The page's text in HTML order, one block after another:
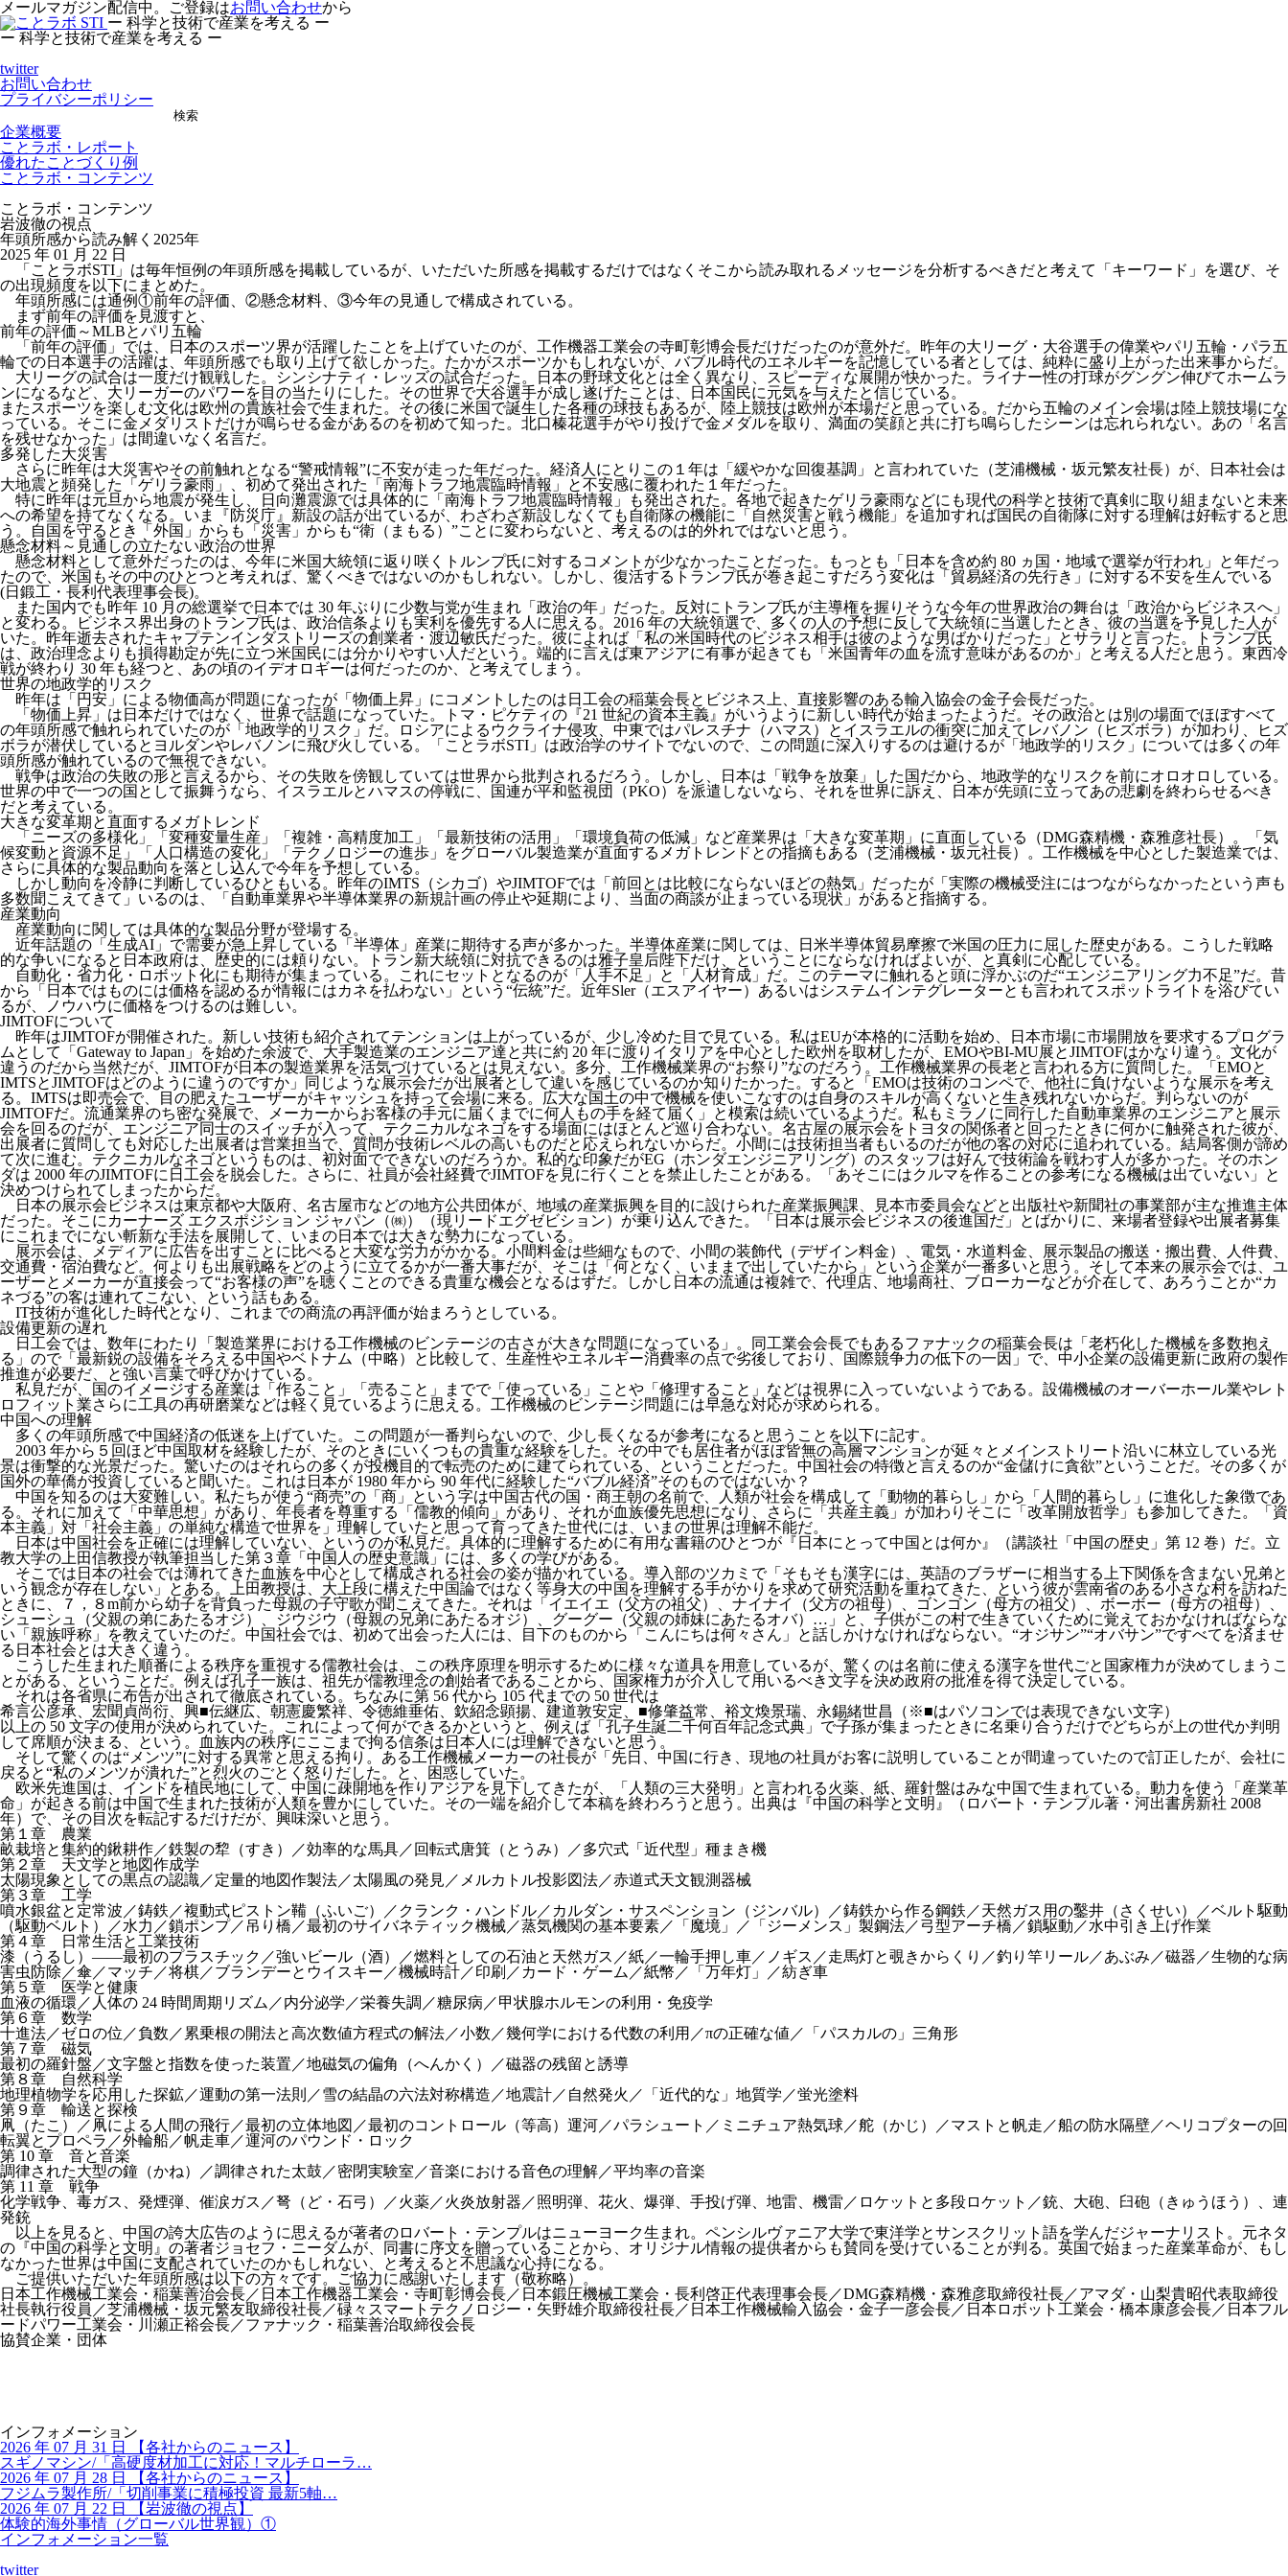
メールマガジン配信中。ご登録はお問い合わせから
ー 科学と技術で産業を考える ー
ー 科学と技術で産業を考える ー
twitter
お問い合わせ
プライバシーポリシー
検索
企業概要
ことラボ・レポート
優れたことづくり例
ことラボ・コンテンツ
ことラボ・コンテンツ
岩波徹の視点
年頭所感から読み解く2025年
2025 年 01 月 22 日
「ことラボSTI」は毎年恒例の年頭所感を掲載しているが、いただいた所感を掲載するだけではなくそこから読み取れるメッセージを分析するべきだと考えて「キーワード」を選び、そ
の出現頻度を以下にまとめた。
年頭所感には通例①前年の評価、②懸念材料、③今年の見通しで構成されている。
まず前年の評価を見渡すと、
前年の評価～MLBとパリ五輪
「前年の評価」では、日本のスポーツ界が活躍したことを上げていたのが、工作機器工業会の寺町彰博会長だけだったのが意外だ。昨年の大リーグ・大谷選手の偉業やパリ五輪・パラ五
輪での日本選手の活躍は、年頭所感でも取り上げて欲しかった。たかがスポーツかもしれないが、バブル時代のエネルギーを記憶している者としては、純粋に盛り上がった出来事からだ。
大リーグの試合は一度だけ観戦した。シンシナティ・レッズの試合だった。日本の野球文化とは全く異なり、スピーディな展開が快かった。ライナー性の打球がグングン伸びてホームラ
ンになるなど、大リーガーのパワーを目の当たりにした。その世界で大谷選手が成し遂げたことは、日本国民に元気を与えたと信じている。
またスポーツを楽しむ文化は欧州の貴族社会で生まれた。その後に米国で誕生した各種の球技もあるが、陸上競技は欧州が本場だと思っている。だから五輪のメイン会場は陸上競技場にな
っている。そこに金メダリストだけが鳴らせる金があるのを初めて知った。北口榛花選手がやり投げで金メダルを取り、満面の笑顔と共に打ち鳴らしたシーンは忘れられない。あの「名言
を残せなかった」は間違いなく名言だ。
多発した大災害
さらに昨年は大災害やその前触れとなる“警戒情報”に不安が走った年だった。経済人にとりこの１年は「緩やかな回復基調」と言われていた（芝浦機械・坂元繁友社長）が、日本社会は
大地震と頻発した「ゲリラ豪雨」、初めて発出された「南海トラフ地震臨時情報」と不安感に覆われた１年だった。
特に昨年は元旦から地震が発生し、日向灘震源では具体的に「南海トラフ地震臨時情報」も発出された。各地で起きたゲリラ豪雨などにも現代の科学と技術で真剣に取り組まないと未来
への希望を持てなくなる。いま『防災庁』新設の話が出ているが、わざわざ新設しなくても自衛隊の機能に「自然災害と戦う機能」を追加すれば国民の自衛隊に対する理解は好転すると思
う。自国を守るとき「外国」からも「災害」からも“衛（まもる）”ことに変わらないと、考えるのは的外れではないと思う。
懸念材料～見通しの立たない政治の世界
懸念材料として意外だったのは、今年に米国大統領に返り咲くトルンプ氏に対するコメントが少なかったことだった。もっとも「日本を含め約 80 ヵ国・地域で選挙が行われ」と年だっ
たので、米国もその中のひとつと考えれば、驚くべきではないのかもしれない。しかし、復活するトランプ氏が巻き起こすだろう変化は「貿易経済の先行き」に対する不安を生んでいる
(日鍛工・長利代表理事会長)。
また国内でも昨年 10 月の総選挙で日本では 30 年ぶりに少数与党が生まれ「政治の年」だった。反対にトランプ氏が主導権を握りそうな今年の世界政治の舞台は「政治からビジネスへ」
と変わる。ビジネス界出身のトランプ氏は、政治信条よりも実利を優先する人に思える。2016 年の大統領選で、多くの人の予想に反して大統領に当選したとき、彼の当選を予見した人が
いた。昨年逝去されたキャプテンインダストリーズの創業者・渡辺敏氏だった。彼によれば「私の米国時代のビジネス相手は彼のような男ばかりだった」とサラリと言った。トランプ氏
は、政治理念よりも損得勘定が先に立つ米国民には分かりやすい人だという。端的に言えば東アジアに有事が起きても「米国青年の血を流す意味があるのか」と考える人だと思う。東西冷
戦が終わり 30 年も経つと、あの頃のイデオロギーは何だったのか、と考えてしまう。
世界の地政学的リスク
昨年は「円安」による物価高が問題になったが「物価上昇」にコメントしたのは日工会の稲葉会長とビジネス上、直接影響のある輸入協会の金子会長だった。
「物価上昇」は日本だけではなく、世界で話題になっていた。トマ・ピケティの『21 世紀の資本主義』がいうように新しい時代が始まったようだ。その政治とは別の場面でほぼすべて
の年頭所感で触れられていたのが「地政学的リスク」だ。ロシアによるウクライナ侵攻、中東ではパレスチナ（ハマス）とイスラエルの衝突に加えてレバノン（ヒズボラ）が加わり、ヒズ
ボラが潜伏しているとヨルダンやレバノンに飛び火している。「ことラボSTI」は政治学のサイトでないので、この問題に深入りするのは避けるが「地政学的リスク」については多くの年
頭所感が触れているので無視できない。
戦争は政治の失敗の形と言えるから、その失敗を傍観していては世界から批判されるだろう。しかし、日本は「戦争を放棄」した国だから、地政学的なリスクを前にオロオロしている。
世界の中で一つの国として振舞うなら、イスラエルとハマスの停戦に、国連が平和監視団（PKO）を派遣しないなら、それを世界に訴え、日本が先頭に立ってあの悲劇を終わらせるべき
だと考えている。
大きな変革期と直面するメガトレンド
「ニーズの多様化」「変種変量生産」「複雑・高精度加工」「最新技術の活用」「環境負荷の低減」など産業界は「大きな変革期」に直面している（DMG森精機・森雅彦社長）。「気
候変動と資源不足」「人口構造の変化」「テクノロジーの進歩」をグローバル製造業が直面するメガトレンドとの指摘もある（芝浦機械・坂元社長）。工作機械を中心とした製造業では、
さらに具体的な製品動向を落とし込んで今年を予想している。
しかし動向を冷静に判断しているひともいる。昨年のIMTS（シカゴ）やJIMTOFでは「前回とは比較にならないほどの熱気」だったが「実際の機械受注にはつながらなかったという声も
多数聞こえてきて」いるのは、「自動車業界や半導体業界の新規計画の停止や延期により、当面の商談が止まっている現状」があると指摘する。
産業動向
産業動向に関しては具体的な製品分野が登場する。
近年話題の「生成AI」で需要が急上昇している「半導体」産業に期待する声が多かった。半導体産業に関しては、日米半導体貿易摩擦で米国の圧力に屈した歴史がある。こうした戦略
的な争いになると日本政府は、歴史的には頼りない。トラン新大統領に対抗できるのは雅子皇后陛下だけ、ということにならなければよいが、と真剣に心配している。
自動化・省力化・ロボット化にも期待が集まっている。これにセットとなるのが「人手不足」と「人材育成」だ。このテーマに触れると頭に浮かぶのだ“エンジニアリング力不足”だ。昔
から「日本ではものには価格を認めるが情報にはカネを払わない」という“伝統”だ。近年Sler（エスアイヤー）あるいはシステムインテグレーターとも言われてスポットライトを浴びてい
るが、ノウハウに価格をつけるのは難しい。
JIMTOFについて
昨年はJIMTOFが開催された。新しい技術も紹介されてテンションは上がっているが、少し冷めた目で見ている。私はEUが本格的に活動を始め、日本市場に市場開放を要求するプログラ
ムとして「Gateway to Japan」を始めた余波で、大手製造業のエンジニア達と共に約 20 年に渡りイタリアを中心とした欧州を取材したが、EMOやBI-MU展とJIMTOFはかなり違う。文化が
違うのだから当然だが、JIMTOFが日本の製造業界を活気づけているとは見えない。多分、工作機械業界の“お祭り”なのだろう。工作機械業界の長老と言われる方に質問した。「EMOと
IMTSとJIMTOFはどのように違うのですか」同じような展示会だが出展者として違いを感じているのか知りたかった。すると「EMOは技術のコンペで、他社に負けないような展示を考え
る。IMTSは即売会で、目の肥えたユーザーがキャッシュを持って会場に来る。広大な国土の中で機械を使いこなすのは自身のスキルが高くないと生き残れないからだ。判らないのが
JIMTOFだ。流通業界のち密な発展で、メーカーからお客様の手元に届くまでに何人もの手を経て届く」と模索は続いているようだ。私もミラノに同行した自動車業界のエンジニアと展示
会を回るのだが、エンジニア同士のスイッチが入って、テクニカルなネゴをする場面にはほとんど巡り合わない。名古屋の展示会をトヨタの関係者と回ったときに何かに触発された彼が、
出展者に質問しても対応した出展者は営業担当で、質問が技術レベルの高いものだと応えられないからだ。小間には技術担当者もいるのだが他の客の対応に追われている。結局客側が諦め
て次に進む。テクニカルなネゴというものは、初対面でできないのだろうか。私的な印象だがEG（ホンダエンジニアリング）のスタッフは好んで技術論を戦わす人が多かった。そのホン
ダは 2000 年のJIMTOFに日工会を脱会した。さらに、社員が会社経費でJIMTOFを見に行くことを禁止したことがある。「あそこにはクルマを作ることの参考になる機械は出ていない」と
決めつけられてしまったからだ。
日本の展示会ビジネスは東京都や大阪府、名古屋市などの地方公共団体が、地域の産業振興を目的に設けられた産業振興課、見本市委員会などと出版社や新聞社の事業部が主な推進主体
だった。そこにカーナーズ エクスポジション ジャパン（㈱）（現リードエグゼビション）が乗り込んできた。「日本は展示会ビジネスの後進国だ」とばかりに、来場者登録や出展者募集
にこれまでにない斬新な手法を展開して、いまの日本では大きな勢力になっている。
展示会は、メディアに広告を出すことに比べると大変な労力がかかる。小間料金は些細なもので、小間の装飾代（デザイン料金）、電気・水道料金、展示製品の搬送・搬出費、人件費、
交通費・宿泊費など。何よりも出展戦略をどのように立てるかが一番大事だが、そこは「何となく、いままで出していたから」という企業が一番多いと思う。そして本来の展示会では、ユ
ーザーとメーカーが直接会って“お客様の声”を聴くことのできる貴重な機会となるはずだ。しかし日本の流通は複雑で、代理店、地場商社、ブローカーなどが介在して、あろうことか“カ
ネづる”の客は連れてこない、という話もある。
IT技術が進化した時代となり、これまでの商流の再評価が始まろうとしている。
設備更新の遅れ
日工会では、数年にわたり「製造業界における工作機械のビンテージの古さが大きな問題になっている」。同工業会会長でもあるファナックの稲葉会長は「老朽化した機械を多数抱え
る」ので「最新鋭の設備をそろえる中国やベトナム（中略）と比較して、生産性やエネルギー消費率の点で劣後しており、国際競争力の低下の一因」で、中小企業の設備更新に政府の製作
推進が必要だ、と強い言葉で呼びかけている。
私見だが、国のイメージする産業は「作ること」「売ること」までで「使っている」ことや「修理すること」などは視界に入っていないようである。設備機械のオーバーホール業やレト
ロフィット業さらに工具の再研磨業などは軽く見ているように思える。工作機械のビンテージ問題には早急な対応が求められる。
中国への理解
多くの年頭所感で中国経済の低迷を上げていた。この問題が一番判らないので、少し長くなるが参考になると思うことを以下に記す。
2003 年から５回ほど中国取材を経験したが、そのときにいくつもの貴重な経験をした。その中でも居住者がほぼ皆無の高層マンションが延々とメインストリート沿いに林立している光
景は衝撃的な光景だった。驚いたのはそれらの多くが投機目的で転売のために建てられている、ということだった。中国社会の特徴と言えるのか“金儲けに貪欲”ということだ。その多くが
国外の華僑が投資していると聞いた。これは日本が 1980 年から 90 年代に経験した“バブル経済”そのものではないか？
中国を知るのは大変難しい。私たちが使う“商売”の「商」という字は中国古代の国・商王朝の名前で、人類が社会を構成して「動物的暮らし」から「人間的暮らし」に進化した象徴であ
る。それに加えて「中華思想」があり、年長者を尊重する「儒教的傾向」があり、それが血族優先思想になり、さらに「共産主義」が加わりそこに「改革開放哲学」も参加してきた。「資
本主義」対「社会主義」の単純な構造で世界を」理解していたと思って育ってきた世代には、いまの世界は理解不能だ。
日本は中国社会を正確には理解していない、というのが私見だ。具体的に理解するために有用な書籍のひとつが『日本にとって中国とは何か』（講談社「中国の歴史」第 12 巻）だ。立
教大学の上田信教授が執筆担当した第３章「中国人の歴史意識」には、多くの学びがある。
そこでは日本の社会では薄れてきた血族を中心として構成される社会の姿が描かれている。導入部のツカミで「そもそも漢字には、英語のブラザーに相当する上下関係を含まない兄弟と
いう観念が存在しない」とある。上田教授は、大上段に構えた中国論ではなく等身大の中国を理解する手がかりを求めて研究活動を重ねてきた、という彼が雲南省のある小さな村を訪ねた
ときに、７，８m前から幼子を背負った母親の子守歌が聞こえてきた。それは「イエイエ（父方の祖父）、ナイナイ（父方の祖母）、ゴンゴン（母方の祖父）、ボーボー（母方の祖母）、
シューシュ（父親の弟にあたるオジ）、ジウジウ（母親の兄弟にあたるオジ）、グーグー（父親の姉妹にあたるオバ）…」と、子供がこの村で生きていくために覚えておかなければならな
い「親族呼称」を教えていたのだ。中国社会では、初めて出会った人には、目下のものから「こんにちは何々さん」と話しかけなければならない。“オジサン”“オバサン”ですべてを済ませ
る日本社会とは大きく違う。
こうした生まれた順番による秩序を重視する儒教社会は、この秩序原理を明示するために様々な道具を用意しているが、驚くのは名前に使える漢字を世代ごと国家権力が決めてしまうこ
とがある、ということだ。例えば孔子一族は、祖先が儒教理念の創始者であることから、国家権力が介入して用いるべき文字を決め政府の批准を得て決定している。
それは各省県に布告が出されて徹底されている。ちなみに第 56 代から 105 代までの 50 世代は
希言公彦承、宏聞貞尚衍、興■伝継広、朝憲慶繁祥、令徳維垂佑、欽紹念顕揚、建道敦安定、■修肇益常、裕文煥景瑞、永錫緒世昌（※■はパソコンでは表現できない文字）
以上の 50 文字の使用が決められていた。これによって何ができるかというと、例えば「孔子生誕二千何百年記念式典」で子孫が集まったときに名乗り合うだけでどちらが上の世代か判明
して席順が決まる、という。血族内の秩序にここまで拘る信条は日本人には理解できないと思う。
そして驚くのは“メンツ”に対する異常と思える拘り。ある工作機械メーカーの社長が「先日、中国に行き、現地の社員がお客に説明していることが間違っていたので訂正したが、会社に
戻ると“私のメンツが潰れた”と烈火のごとく怒りだした。と、困惑していた。
欧米先進国は、インドを植民地にして、中国に疎開地を作りアジアを見下してきたが、「人類の三大発明」と言われる火薬、紙、羅針盤はみな中国で生まれている。動力を使う「産業革
命」が起きる前は中国で生まれた技術が人類を豊かにしていた。その一端を紹介して本稿を終わろうと思う。出典は『中国の科学と文明』（ロバート・テンプル著・河出書房新社 2008
年）で、その目次を転記するだけだが、興味深いと思う。
第１章 農業
畝栽培と集約的鍬耕作／鉄製の犂（すき）／効率的な馬具／回転式唐箕（とうみ）／多穴式「近代型」種まき機
第２章 天文学と地図作成学
太陽現象としての黒点の認識／定量的地図作製法／太陽風の発見／メルカトル投影図法／赤道式天文観測器械
第３章 工学
噴水銀盆と定常波／鋳鉄／複動式ピストン鞴（ふいご）／クランク・ハンドル／カルダン・サスペンション（ジンバル）／鋳鉄から作る鋼鉄／天然ガス用の鑿井（さくせい）／ベルト駆動
（駆動ベルト）／水力／鎖ポンプ／吊り橋／最初のサイバネティック機械／蒸気機関の基本要素／「魔境」／「ジーメンス」製鋼法／弓型アーチ橋／鎖駆動／水中引き上げ作業
第４章 日常生活と工業技術
漆（うるし）――最初のプラスチック／強いビール（酒）／燃料としての石油と天然ガス／紙／一輪手押し車／ノギス／走馬灯と覗きからくり／釣り竿リール／あぶみ／磁器／生物的な病
害虫防除／傘／マッチ／将棋／ブランデーとウイスキー／機械時計／印刷／カード・ゲーム／紙幣／「万年灯」／紡ぎ車
第５章 医学と健康
血液の循環／人体の 24 時間周期リズム／内分泌学／栄養失調／糖尿病／甲状腺ホルモンの利用・免疫学
第６章 数学
十進法／ゼロの位／負数／累乗根の開法と高次数値方程式の解法／小数／幾何学における代数の利用／πの正確な値／「パスカルの」三角形
第７章 磁気
最初の羅針盤／文字盤と指数を使った装置／地磁気の偏角（へんかく）／磁器の残留と誘導
第８章 自然科学
地理植物学を応用した探鉱／運動の第一法則／雪の結晶の六法対称構造／地震計／自然発火／「近代的な」地質学／蛍光塗料
第９章 輸送と探検
凧（たこ）／凧による人間の飛行／最初の立体地図／最初のコントロール（等高）運河／パラシュート／ミニチュア熱気球／舵（かじ）／マストと帆走／船の防水隔壁／ヘリコプターの回
転翼とプロペラ／外輪船／帆走車／運河のパウンド・ロック
第 10 章 音と音楽
調律された大型の鐘（かね）／調律された太鼓／密閉実験室／音楽における音色の理解／平均率の音楽
第 11 章 戦争
化学戦争、毒ガス、発煙弾、催涙ガス／弩（ど・石弓）／火薬／火炎放射器／照明弾、花火、爆弾、手投げ弾、地雷、機雷／ロケットと多段ロケット／銃、大砲、臼砲（きゅうほう）、連
発銃
以上を見ると、中国の誇大広告のように思えるが著者のロバート・テンプルはニューヨーク生まれ。ペンシルヴァニア大学で東洋学とサンスクリット語を学んだジャーナリスト。元ネタ
の『中国の科学と文明』の著者ジョセフ・ニーダムが、同書に序文を贈っていることから、オリジナル情報の提供者からも賛同を受けていることが判る。英国で始まった産業革命が、もし
なかった世界は中国に支配されていたのかもしれない、と考えると不思議な心持になる。
ご提供いただいた年頭所感は以下の方々です。ご協力に感謝いたします（敬称略）。
日本工作機械工業会・稲葉善治会長／日本工作機器工業会・寺町彰博会長／日本鍛圧機械工業会・長利啓正代表理事会長／DMG森精機・森雅彦取締役社長／アマダ・山梨貴昭代表取締役
社長執行役員／芝浦機械・坂元繁友取締役社長／碌々スマートテクノロジー・矢野雄介取締役社長／日本工作機械輸入協会・金子一彦会長／日本ロボット工業会・橋本康彦会長／日本フル
ードパワー工業会・川瀬正裕会長／ファナック・稲葉善治取締役会長
協賛企業・団体
インフォメーション
2026 年 07 月 31 日
【各社からのニュース】
スギノマシン/「高硬度材加工に対応！マルチローラ…
2026 年 07 月 28 日
【各社からのニュース】
フジムラ製作所/「切削事業に積極投資 最新5軸…
2026 年 07 月 22 日
【岩波徹の視点】
体験的海外事情（グローバル世界観）①
インフォメーション一覧
twitter